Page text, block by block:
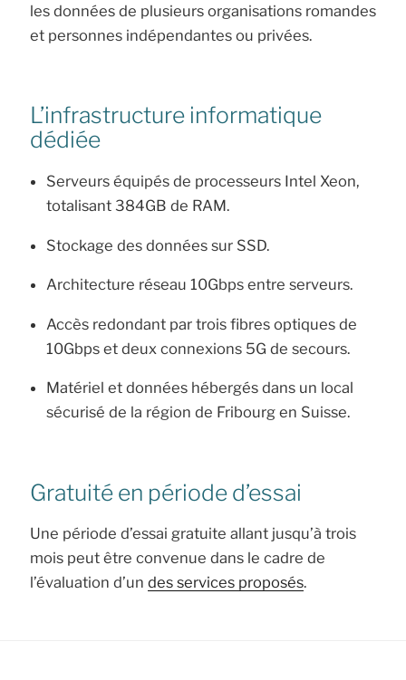
les données de plusieurs organisations romandes
et personnes indépendantes ou privées.
L’infrastructure informatique
dédiée
Serveurs équipés de processeurs Intel Xeon,
totalisant 384GB de RAM.
Stockage des données sur SSD.
Architecture réseau 10Gbps entre serveurs.
Accès redondant par trois fibres optiques de
10Gbps et deux connexions 5G de secours.
Matériel et données hébergés dans un local
sécurisé de la région de Fribourg en Suisse.
Gratuité en période d’essai
Une période d’essai gratuite allant jusqu’à trois
mois peut être convenue dans le cadre de
l’évaluation d’un des services proposés.